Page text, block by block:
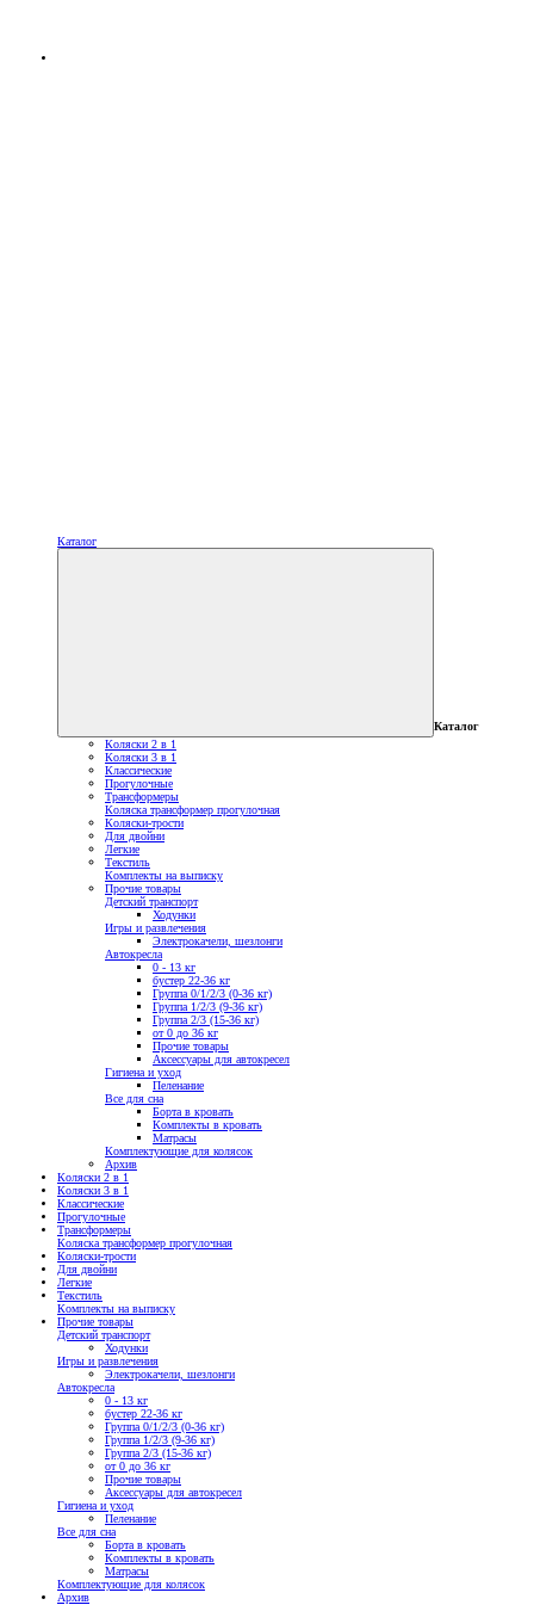
Каталог
Каталог
Коляски 2 в 1
Коляски 3 в 1
Классические
Прогулочные
Трансформеры
Коляска трансформер прогулочная
Коляски-трости
Для двойни
Легкие
Текстиль
Комплекты на выписку
Прочие товары
Детский транспорт
Ходунки
Игры и развлечения
Электрокачели, шезлонги
Автокресла
0 - 13 кг
бустер 22-36 кг
Группа 0/1/2/3 (0-36 кг)
Группа 1/2/3 (9-36 кг)
Группа 2/3 (15-36 кг)
от 0 до 36 кг
Прочие товары
Аксессуары для автокресел
Гигиена и уход
Пеленание
Все для сна
Борта в кровать
Комплекты в кровать
Матрасы
Комплектующие для колясок
Архив
Коляски 2 в 1
Коляски 3 в 1
Классические
Прогулочные
Трансформеры
Коляска трансформер прогулочная
Коляски-трости
Для двойни
Легкие
Текстиль
Комплекты на выписку
Прочие товары
Детский транспорт
Ходунки
Игры и развлечения
Электрокачели, шезлонги
Автокресла
0 - 13 кг
бустер 22-36 кг
Группа 0/1/2/3 (0-36 кг)
Группа 1/2/3 (9-36 кг)
Группа 2/3 (15-36 кг)
от 0 до 36 кг
Прочие товары
Аксессуары для автокресел
Гигиена и уход
Пеленание
Все для сна
Борта в кровать
Комплекты в кровать
Матрасы
Комплектующие для колясок
Архив